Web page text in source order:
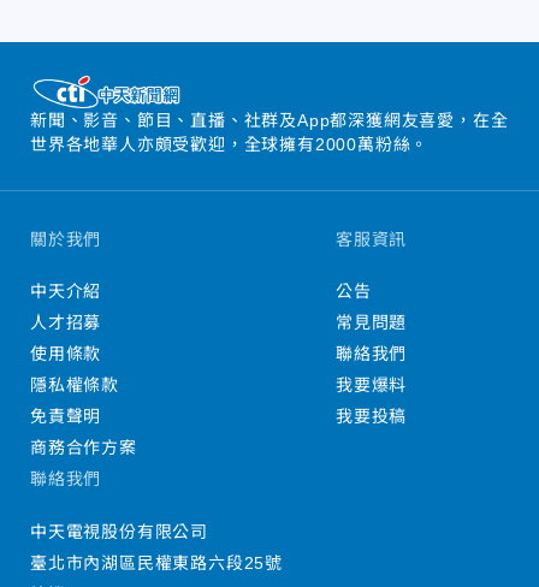
新聞、影音、節目、直播、社群及App都深獲網友喜愛，在全
世界各地華人亦頗受歡迎，全球擁有2000萬粉絲。
關於我們
中天介紹
人才招募
使用條款
隱私權條款
免責聲明
商務合作方案
客服資訊
公告
常見問題
聯絡我們
我要爆料
我要投稿
聯絡我們
中天電視股份有限公司
臺北市內湖區民權東路六段25號